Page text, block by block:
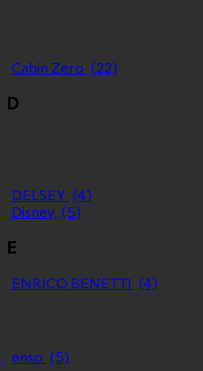
Cabin Zero (22)
D
DELSEY (4)
Disney (5)
E
ENRICO BENETTI (4)
enso (5)